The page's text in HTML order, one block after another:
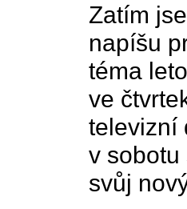
Zatím
napíšu
téma
ve
televizní
v sobotu
svůj